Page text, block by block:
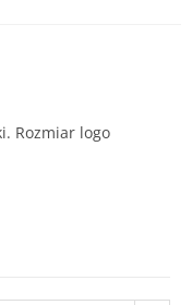
Rozmiar logo